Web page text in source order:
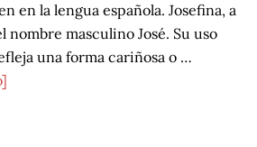
en la lengua española. Josefina, a
nombre masculino José. Su uso
una forma cariñosa o …